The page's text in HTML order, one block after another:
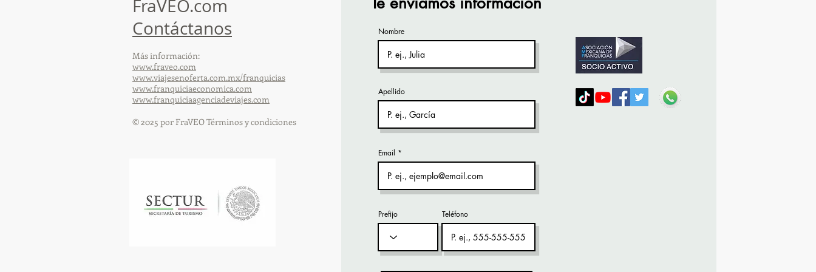
FraVEO.com
Contáctanos
Más información:
www.fraveo.com
www.viajesenoferta.com.mx/franquicias
www.franquiciaeconomica.com
www.franquiciaagenciadeviajes.com
© 2025 por FraVEO Términos y condiciones
Nombre
Apellido
Email
Prefijo Teléfono